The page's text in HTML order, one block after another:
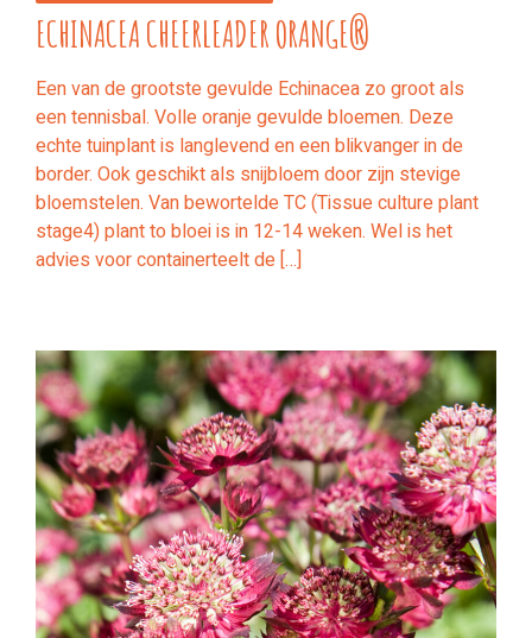
ECHINACEA CHEERLEADER ORANGE®
Een van de grootste gevulde Echinacea zo groot als
een tennisbal. Volle oranje gevulde bloemen. Deze
echte tuinplant is langlevend en een blikvanger in de
border. Ook geschikt als snijbloem door zijn stevige
bloemstelen. Van bewortelde TC (Tissue culture plant
stage4) plant to bloei is in 12-14 weken. Wel is het
advies voor containerteelt de […]